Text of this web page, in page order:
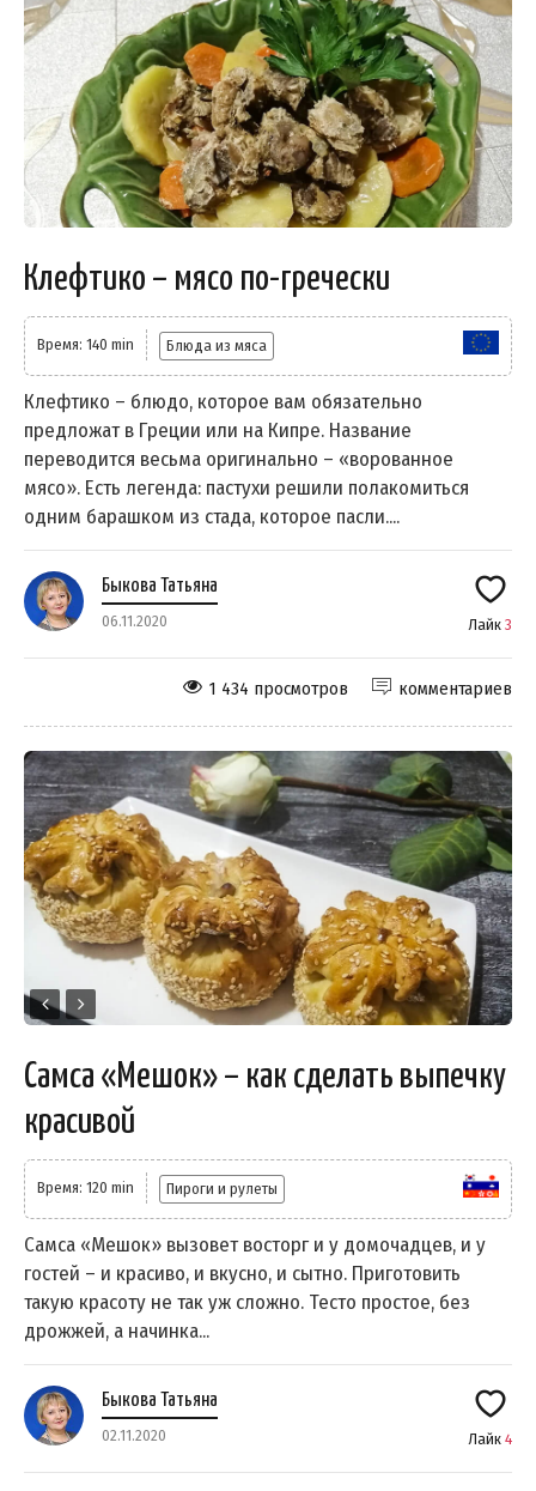
Клефтико – мясо по-гречески
Время: 140 min Блюда из мяса
Клефтико – блюдо, которое вам обязательно
предложат в Греции или на Кипре. Название
переводится весьма оригинально – «ворованное
мясо». Есть легенда: пастухи решили полакомиться
одним барашком из стада, которое пасли....
Быкова Татьяна
06.11.2020 Лайк 3
комментариев
1 434 просмотров
Самса «Мешок» – как сделать выпечку
красивой
Время: 120 min Пироги и рулеты
Самса «Мешок» вызовет восторг и у домочадцев, и у
гостей – и красиво, и вкусно, и сытно. Приготовить
такую красоту не так уж сложно. Тесто простое, без
дрожжей, а начинка...
Быкова Татьяна
02.11.2020 Лайк 4